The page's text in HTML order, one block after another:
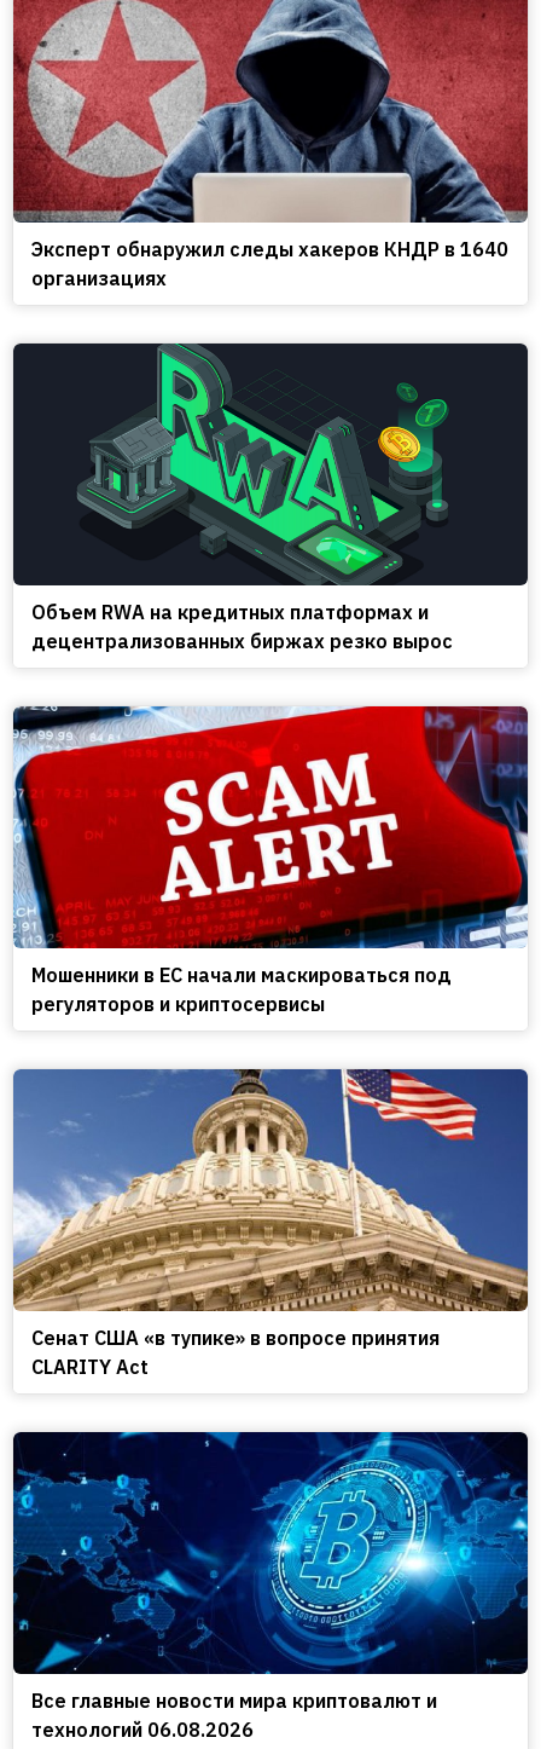
Эксперт обнаружил следы хакеров КНДР в 1640
организациях
Объем RWA на кредитных платформах и
децентрализованных биржах резко вырос
Мошенники в ЕС начали маскироваться под
регуляторов и криптосервисы
Сенат США «в тупике» в вопросе принятия
CLARITY Act
Все главные новости мира криптовалют и
технологий 06.08.2026